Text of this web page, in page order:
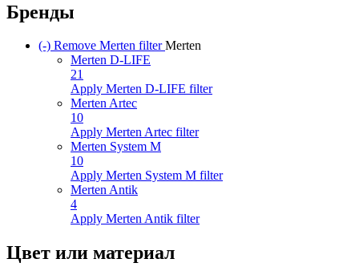
Бренды
(-) Remove Merten filterMerten
Merten D-LIFE
21
Apply Merten D-LIFE filter
Merten Artec
10
Apply Merten Artec filter
Merten System M
10
Apply Merten System M filter
Merten Antik
4
Apply Merten Antik filter
Цвет или материал